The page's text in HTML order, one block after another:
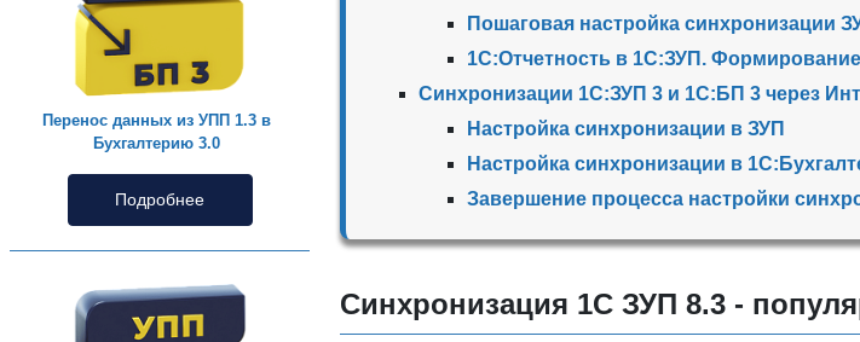
Перенос данных из УПП 1.3 в
Бухгалтерию 3.0
Подробнее
Пошаговая настройка синхронизации
1С:Отчетность в 1С:ЗУП. Формирование
Синхронизации 1С:ЗУП 3 и 1С:БП 3 через
Настройка синхронизации в ЗУП
Настройка синхронизации в
Завершение процесса настройки
Синхронизация 1С ЗУП 8.3 -